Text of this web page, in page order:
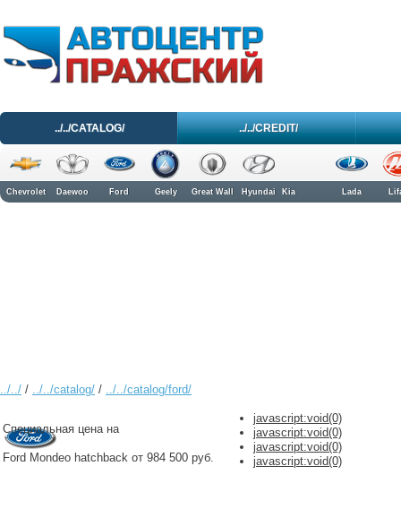
../../CATALOG/ ../../CREDIT/
Chevrolet Daewoo Ford Geely Great Wall Hyundai Kia Lada
../../ / ../../catalog/ / ../../catalog/ford/
Специальная цена на
Ford Mondeo hatchback от 984 500 руб.
javascript:void(0)
javascript:void(0)
javascript:void(0)
javascript:void(0)